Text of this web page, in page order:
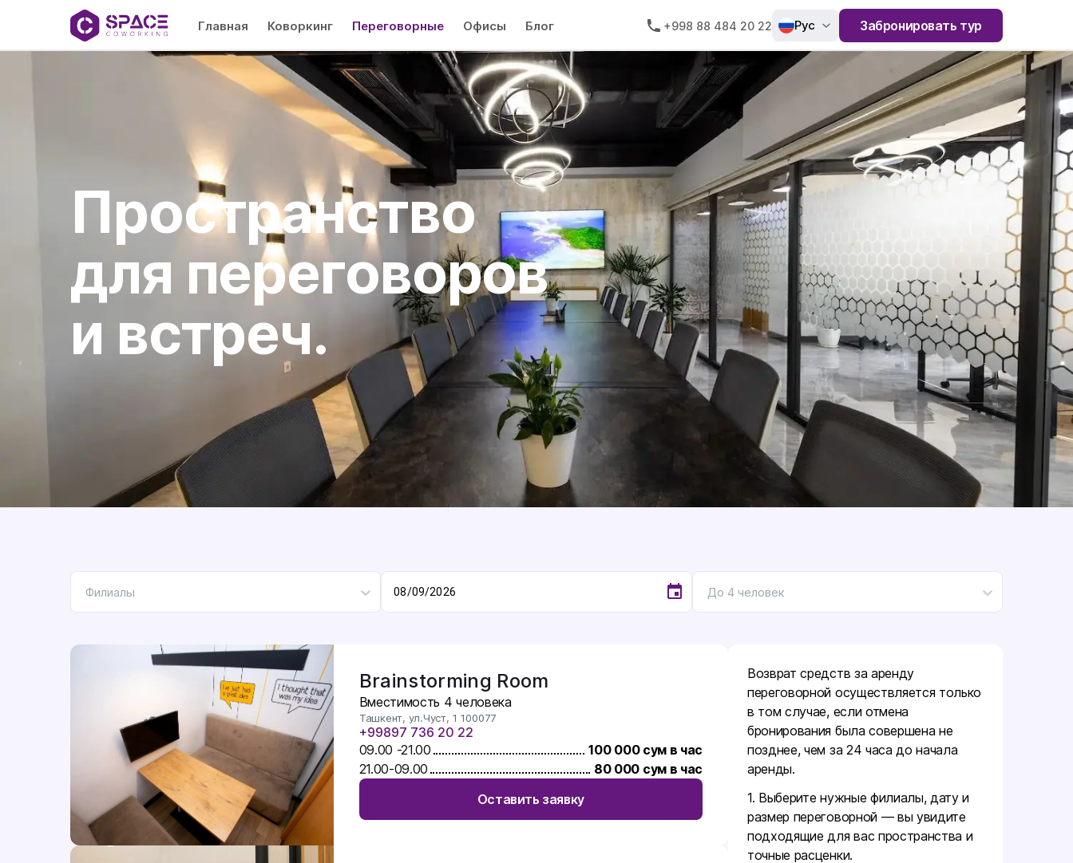
Главная Коворкинг Переговорные Офисы Блог +998 88 484 20 22 Рус Забронировать тур
Пространство
для переговоров
и встреч.
Филиалы До 4 человек
Brainstorming Room
Вместимость 4 человека
Ташкент, ул.Чуст, 1 100077
+99897 736 20 22
09.00 -21.00 100 000 сум в час
21.00-09.00 80 000 сум в час
Оставить заявку
Возврат средств за аренду
переговорной осуществляется только
в том случае, если отмена
бронирования была совершена не
позднее, чем за 24 часа до начала
аренды.
1. Выберите нужные филиалы, дату и
размер переговорной — вы увидите
подходящие для вас пространства и
точные расценки.